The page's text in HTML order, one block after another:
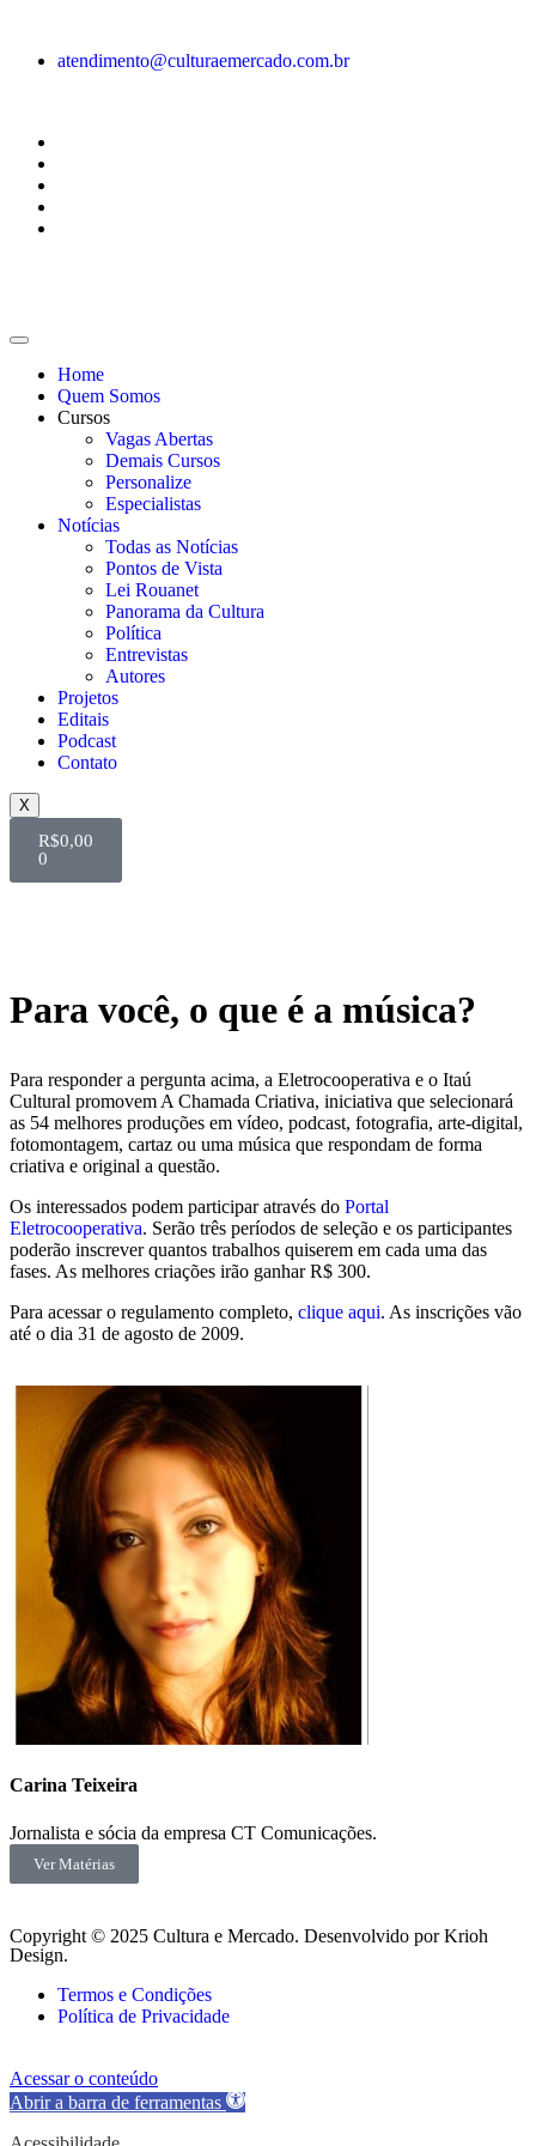
atendimento@culturaemercado.com.br
Home
Quem Somos
Cursos
Vagas Abertas
Demais Cursos
Personalize
Especialistas
Notícias
Todas as Notícias
Pontos de Vista
Lei Rouanet
Panorama da Cultura
Política
Entrevistas
Autores
Projetos
Editais
Podcast
Contato
X
R$0,00
0
Para você, o que é a música?
Para responder a pergunta acima, a Eletrocooperativa e o Itaú
Cultural promovem A Chamada Criativa, iniciativa que selecionará
as 54 melhores produções em vídeo, podcast, fotografia, arte-digital,
fotomontagem, cartaz ou uma música que respondam de forma
criativa e original a questão.
Os interessados podem participar através do Portal
Eletrocooperativa. Serão três períodos de seleção e os participantes
poderão inscrever quantos trabalhos quiserem em cada uma das
fases. As melhores criações irão ganhar R$ 300.
Para acessar o regulamento completo, clique aqui. As inscrições vão
até o dia 31 de agosto de 2009.
Carina Teixeira
Jornalista e sócia da empresa CT Comunicações.
Ver Matérias
Copyright © 2025 Cultura e Mercado. Desenvolvido por Krioh
Design.
Termos e Condições
Política de Privacidade
Acessar o conteúdo
Abrir a barra de ferramentas